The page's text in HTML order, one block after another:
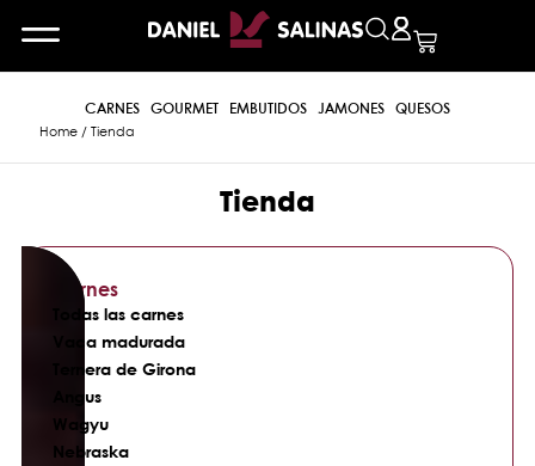
CARNES GOURMET EMBUTIDOS JAMONES QUESOS
Home/ Tienda
Tienda
Carnes
Todas las carnes
Vaca madurada
Ternera de Girona
Angus
Wagyu
Nebraska